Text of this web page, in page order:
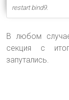
restart bind9.
В любом
секция с
запутались.